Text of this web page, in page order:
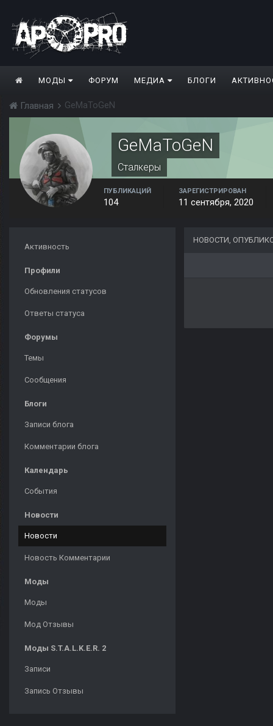
МОДЫ ФОРУМ МЕДИА БЛОГИ
Главная GeMaToGeN
GeMaToGeN
Сталкеры
ПУБЛИКАЦИЙ
104
ЗАРЕГИСТРИРОВАН
11 сентября, 2020
Активность
Профили
Обновления статусов
Ответы статуса
Форумы
Темы
Сообщения
Блоги
Записи блога
Комментарии блога
Календарь
События
Новости
Новости
Новость Комментарии
Моды
Моды
Мод Отзывы
Моды S.T.A.L.K.E.R. 2
Записи
Запись Отзывы
НОВОСТИ,